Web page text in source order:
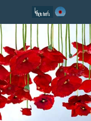
to
main
content